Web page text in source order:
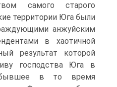
самого старого
террито­рии Юга были
анжуйским
в хаотичной
результат которой
господства Юга в
бывшее в то время